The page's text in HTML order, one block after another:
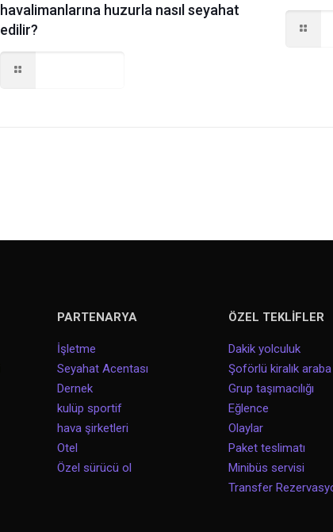
havalimanlarına huzurla nasıl seyahat
edilir?
PARTENARYA
İşletme
Seyahat Acentası
Dernek
kulüp sportif
hava şirketleri
Otel
Özel sürücü ol
ÖZEL TEKLİFLER
Dakik yolculuk
Şoförlü kiralık araba
Grup taşımacılığı
Eğlence
Olaylar
Paket teslimatı
Minibüs servisi
Transfer